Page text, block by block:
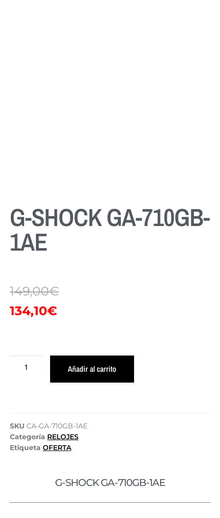
G-SHOCK GA-710GB-
1AE
149,00€
134,10€
Añadir al carrito
SKU CA-GA-710GB-1AE
Categoría RELOJES
Etiqueta OFERTA
G-SHOCK GA-710GB-1AE